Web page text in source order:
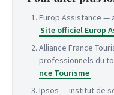
Europ Assistance —
Site officiel Europ
Alliance France
professionnels du
nce Tourisme
Ipsos — institut de